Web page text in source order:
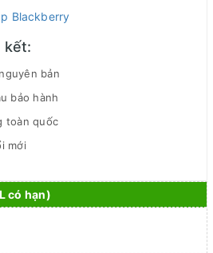
Blackberry
kết:
bản
bảo hành
toàn quốc
mới
có hạn)